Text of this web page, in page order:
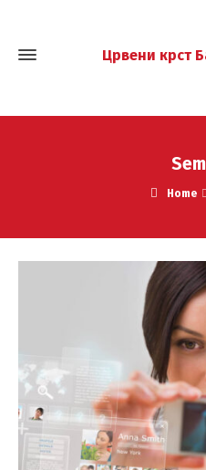
Црвени крст
Home